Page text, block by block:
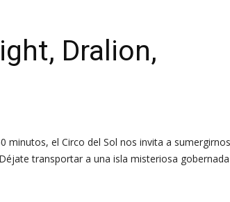
Dralion,
minutos, el Circo del Sol nos invita a
transportar a una isla misteriosa